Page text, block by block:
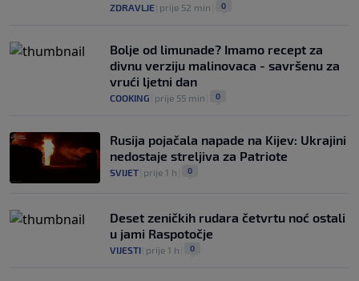
ZDRAVLJE prije 52 min 0
Bolje od limunade? Imamo recept za
divnu verziju malinovaca - savršenu za
vrući ljetni dan
COOKING prije 55 min 0
Rusija pojačala napade na Kijev: Ukrajini
nedostaje streljiva za Patriote
SVIJET prije 1 h 0
Deset zeničkih rudara četvrtu noć ostali
u jami Raspotočje
VIJESTI prije 1 h 0